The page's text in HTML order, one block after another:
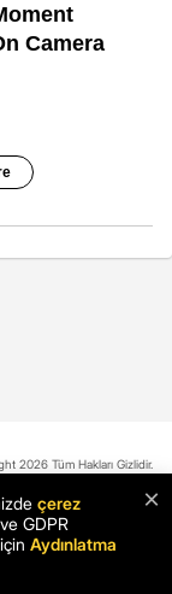
2026 Tüm Hakları Gizlidir.
İlkeleri
×
çerez
GDPR
Aydınlatma